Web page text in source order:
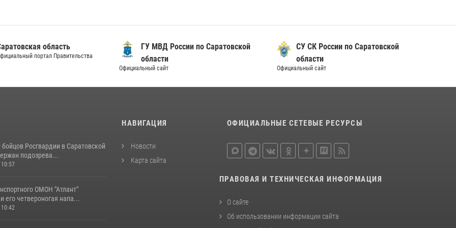
область
портал Правительства
ГУ МВД России по Саратовской
области
Официальный сайт
СУ СК России по Саратовской
области
Официальный сайт
бойцов Росгвардии в Саратовской
подозрева...
ОМОН "Атлант"
его четвероногая напа...
НАВИГАЦИЯ
Новости
Карта сайта
ОФИЦИАЛЬНЫЕ СЕТЕВЫЕ РЕСУРСЫ
ПРАВОВАЯ И ТЕХНИЧЕСКАЯ ИНФОРМАЦИЯ
О сайте
Об использовании информации сайта